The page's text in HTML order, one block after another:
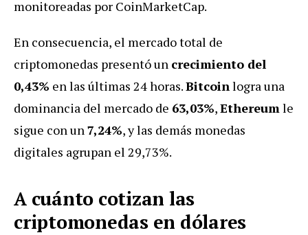
monitoreadas por CoinMarketCap.
En consecuencia, el mercado total de
criptomonedas presentó un crecimiento del
0,43% en las últimas 24 horas.Bitcoinlogra una
dominancia del mercado de 63,03%,Ethereumle
sigue con un7,24%, y las demás monedas
digitales agrupan el 29,73%.
A cuánto cotizan las
criptomonedas en dólares